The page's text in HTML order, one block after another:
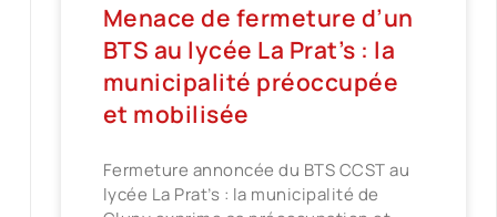
Menace de fermeture d’un
BTS au lycée La Prat’s : la
municipalité préoccupée
et mobilisée
Fermeture annoncée du BTS CCST au
lycée La Prat’s : la municipalité de